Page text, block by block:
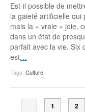
Est-il possible de
la gaieté artificielle
mais la « vraie » joie,
dans un état de
parfait avec la vie. Six
est…
Tags: Culture
1 2